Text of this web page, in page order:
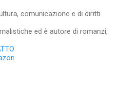
comunicazione e di diritti
ed è autore di romanzi,